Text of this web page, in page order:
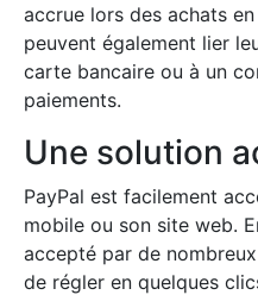
accrue lors des achats
peuvent également lier
carte bancaire ou à un
paiements.
Une solution
PayPal est facilement
mobile ou son site web.
accepté par de
de régler en quelques